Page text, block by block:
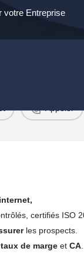
votre Entreprise
certifiés ISO
les prospects.
taux de marge et CA.